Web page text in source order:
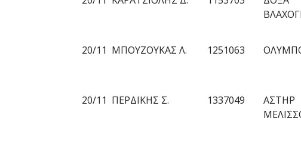
20/11 ΜΠΟΥΖΟΥΚΑΣ Λ. 1251063
20/11 ΠΕΡΔΙΚΗΣ Σ. 1337049
ΑΣΤΗΡ